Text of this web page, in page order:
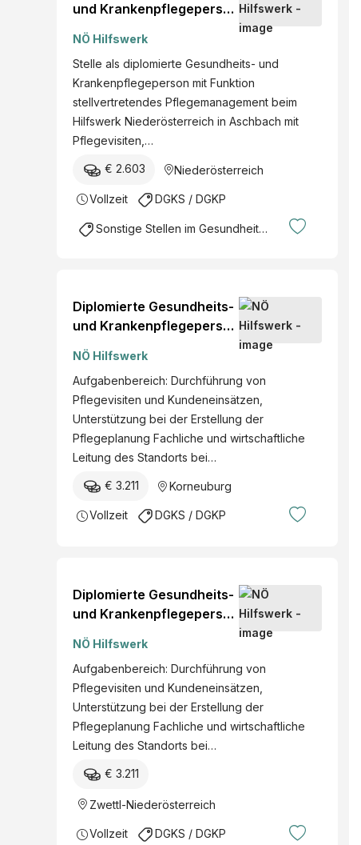
und Krankenpflegeperson
mit Funktion "stv.
Pflegemanagement"
(w/m/d)
NÖ Hilfswerk
Stelle als diplomierte Gesundheits- und
Krankenpflegeperson mit Funktion
stellvertretendes Pflegemanagement beim
Hilfswerk Niederösterreich in Aschbach mit
Pflegevisiten,…
€ 2.603 Niederösterreich
Vollzeit DGKS / DGKP
Sonstige Stellen im Gesundheitsbereich
Diplomierte Gesundheits-
und Krankenpflegeperson
Pflegemanagement"
(w/m/d)
NÖ Hilfswerk
Aufgabenbereich: Durchführung von
Pflegevisiten und Kundeneinsätzen,
Unterstützung bei der Erstellung der
Pflegeplanung Fachliche und wirtschaftliche
Leitung des Standorts bei…
€ 3.211 Korneuburg
Vollzeit DGKS / DGKP
Diplomierte Gesundheits-
und Krankenpflegeperson
mit Funktion "stv.
Pflegemanagement"
(w/m/d)
NÖ Hilfswerk
Aufgabenbereich: Durchführung von
Pflegevisiten und Kundeneinsätzen,
Unterstützung bei der Erstellung der
Pflegeplanung Fachliche und wirtschaftliche
Leitung des Standorts bei…
€ 3.211
Zwettl-Niederösterreich
Vollzeit DGKS / DGKP